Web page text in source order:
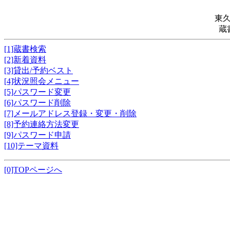
東
蔵
[1]蔵書検索
[2]新着資料
[3]貸出/予約ベスト
[4]状況照会メニュー
[5]パスワード変更
[6]パスワード削除
[7]メールアドレス登録・変更・削除
[8]予約連絡方法変更
[9]パスワード申請
[10]テーマ資料
[0]TOPページへ